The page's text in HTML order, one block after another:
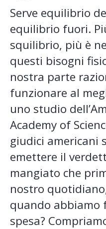
Serve equilibrio
equilibrio fuori.
squilibrio, più è
questi bisogni
nostra parte
funzionare al
uno studio
Academy of
giudici americani
emettere il
mangiato che
nostro
quando abbiamo
spesa?